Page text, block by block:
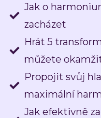
Jak o
zacházet
Hrát 5
můžete
Propojit svůj
maximální
Jak efektivně